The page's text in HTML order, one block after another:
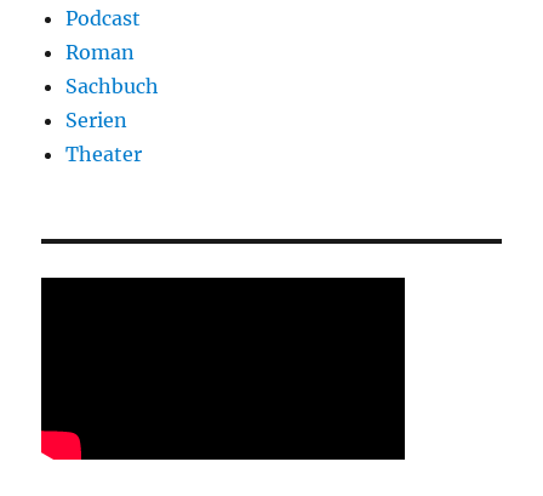
Podcast
Roman
Sachbuch
Serien
Theater